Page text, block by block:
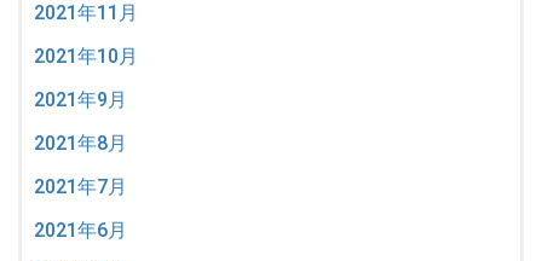
2021年11月
2021年10月
2021年9月
2021年8月
2021年7月
2021年6月